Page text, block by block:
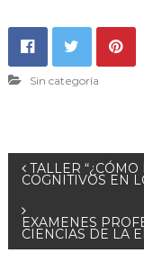
Sin categoría
N
a
v
TALLER
COGNITIVOS EN
EXAMENES
CIENCIAS DE LA